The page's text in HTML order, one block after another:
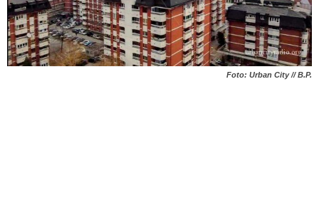
Foto: Urban City // B.P.